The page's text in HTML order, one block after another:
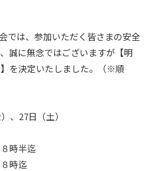
では、参加いただく皆さまの安全
誠に無念ではございますが【明
を決定いたしました。​（※順
、27日（土）
時半迄
時迄